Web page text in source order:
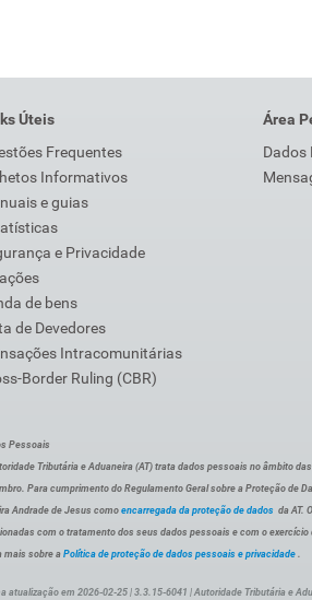
Úteis
Frequentes
Informativos
e guias
e Privacidade
de bens
de Devedores
Intracomunitárias
Border Ruling (CBR)
Área
Dados
Pessoais
Tributária e Aduaneira (AT) trata dados pessoais no âmbito
Para cumprimento do Regulamento Geral sobre a Proteção de
Andrade de Jesus como encarregada da proteção de dados da AT.
com o tratamento dos seus dados pessoais e com o
mais sobre aPolítica de proteção de dados pessoais e privacidade .
atualização em 2026-02-25 | 3.3.15-6041 | Autoridade Tributária e